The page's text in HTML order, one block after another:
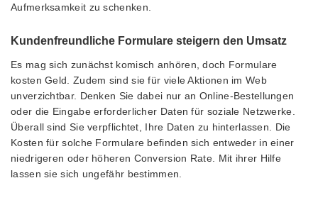
Aufmerksamkeit zu schenken.
Kundenfreundliche Formulare steigern den Umsatz
Es mag sich zunächst komisch anhören, doch Formulare
kosten Geld. Zudem sind sie für viele Aktionen im Web
unverzichtbar. Denken Sie dabei nur an Online-Bestellungen
oder die Eingabe erforderlicher Daten für soziale Netzwerke.
Überall sind Sie verpflichtet, Ihre Daten zu hinterlassen. Die
Kosten für solche Formulare befinden sich entweder in einer
niedrigeren oder höheren Conversion Rate. Mit ihrer Hilfe
lassen sie sich ungefähr bestimmen.